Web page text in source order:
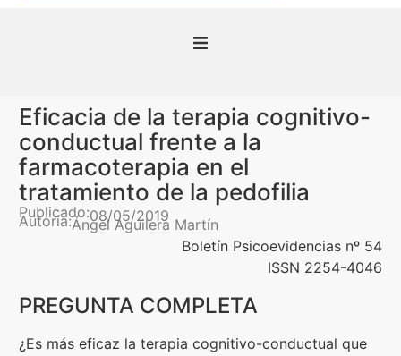
Presentación
De interés
Contenidos Psicoevidencias
Eficacia de la terapia cognitivo-
conductual frente a la
farmacoterapia en el
tratamiento de la pedofilia
Publicado:08/05/2019
Autoría:Ángel Aguilera Martín
Boletín Psicoevidencias nº 54
ISSN 2254-4046
PREGUNTA COMPLETA
¿Es más eficaz la terapia cognitivo-conductual que